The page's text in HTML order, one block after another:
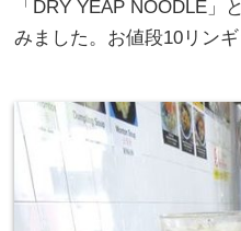
「DRY YEAP NOODLE
みました。お値段10リンギ